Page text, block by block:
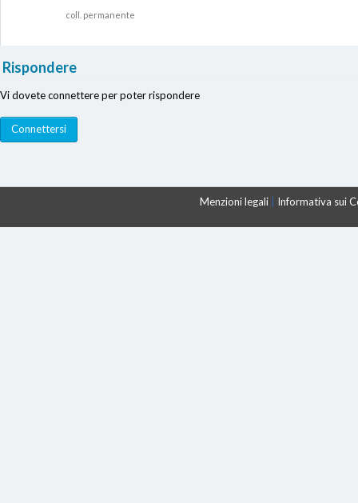
coll. permanente
Rispondere
Vi dovete connettere per poter rispondere
Menzioni legali Informativa sui